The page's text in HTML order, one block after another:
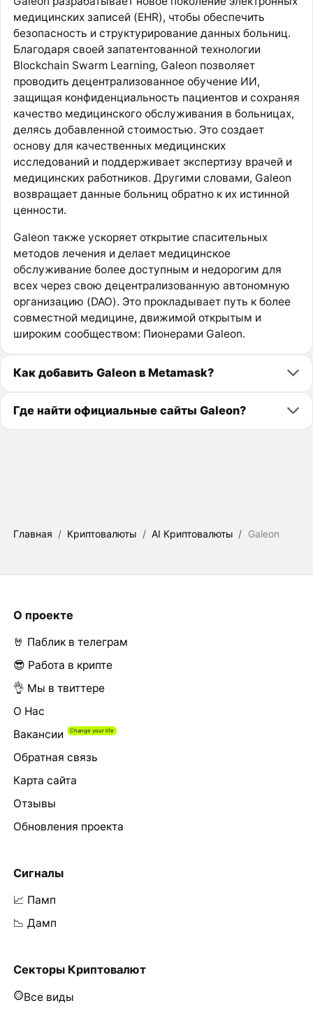
медицинских записей (EHR), чтобы обеспечить
безопасность и структурирование данных больниц.
Благодаря своей запатентованной технологии
Blockchain Swarm Learning, Galeon позволяет
проводить децентрализованное обучение ИИ,
защищая конфиденциальность пациентов и сохраняя
качество медицинского обслуживания в больницах,
делясь добавленной стоимостью. Это создает
основу для качественных медицинских
исследований и поддерживает экспертизу врачей и
медицинских работников. Другими словами, Galeon
возвращает данные больниц обратно к их истинной
ценности.
Galeon также ускоряет открытие спасительных
методов лечения и делает медицинское
обслуживание более доступным и недорогим для
всех через свою децентрализованную автономную
организацию (DAO). Это прокладывает путь к более
совместной медицине, движимой открытым и
широким сообществом: Пионерами Galeon.
Как добавить Galeon в Metamask?
Где найти официальные сайты Galeon?
Главная / Криптовалюты / AI Криптовалюты / Galeon
О проекте
🤘 Паблик в телеграм
😎 Работа в крипте
👌 Мы в твиттере
О Нас
Вакансии
Обратная связь
Карта сайта
Отзывы
Обновления проекта
Сигналы
📈 Памп
📉 Дамп
Секторы Криптовалют
Все виды